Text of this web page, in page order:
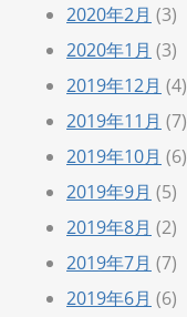
2020年2月 (3)
2020年1月 (3)
2019年12月 (4)
2019年11月 (7)
2019年10月 (6)
2019年9月 (5)
2019年8月 (2)
2019年7月 (7)
2019年6月 (6)